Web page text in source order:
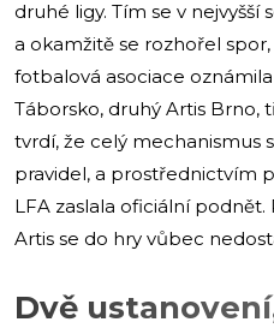
druhé ligy. Tím se v
a okamžitě se rozhořel
fotbalová asociace
Táborsko, druhý Artis Brno,
tvrdí, že celý mechanismus
pravidel, a prostřednictvím
LFA zaslala oficiální
Artis se do hry vůbec
Dvě